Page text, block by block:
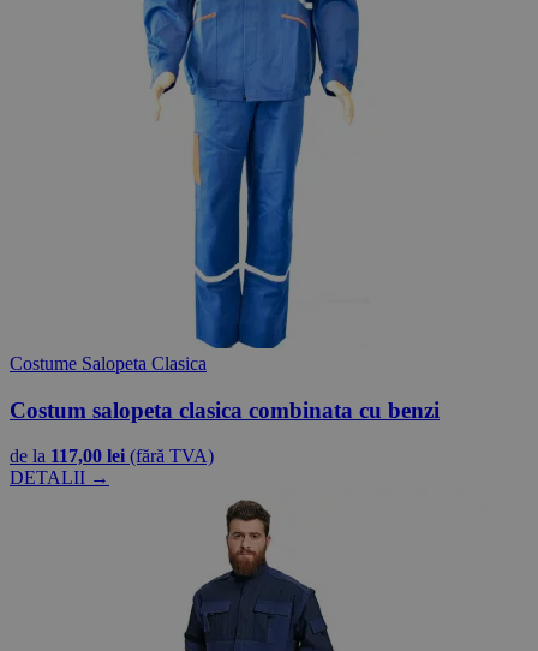
Costume Salopeta Clasica
Costum salopeta clasica combinata cu benzi
de la 117,00 lei (fără TVA)
DETALII →